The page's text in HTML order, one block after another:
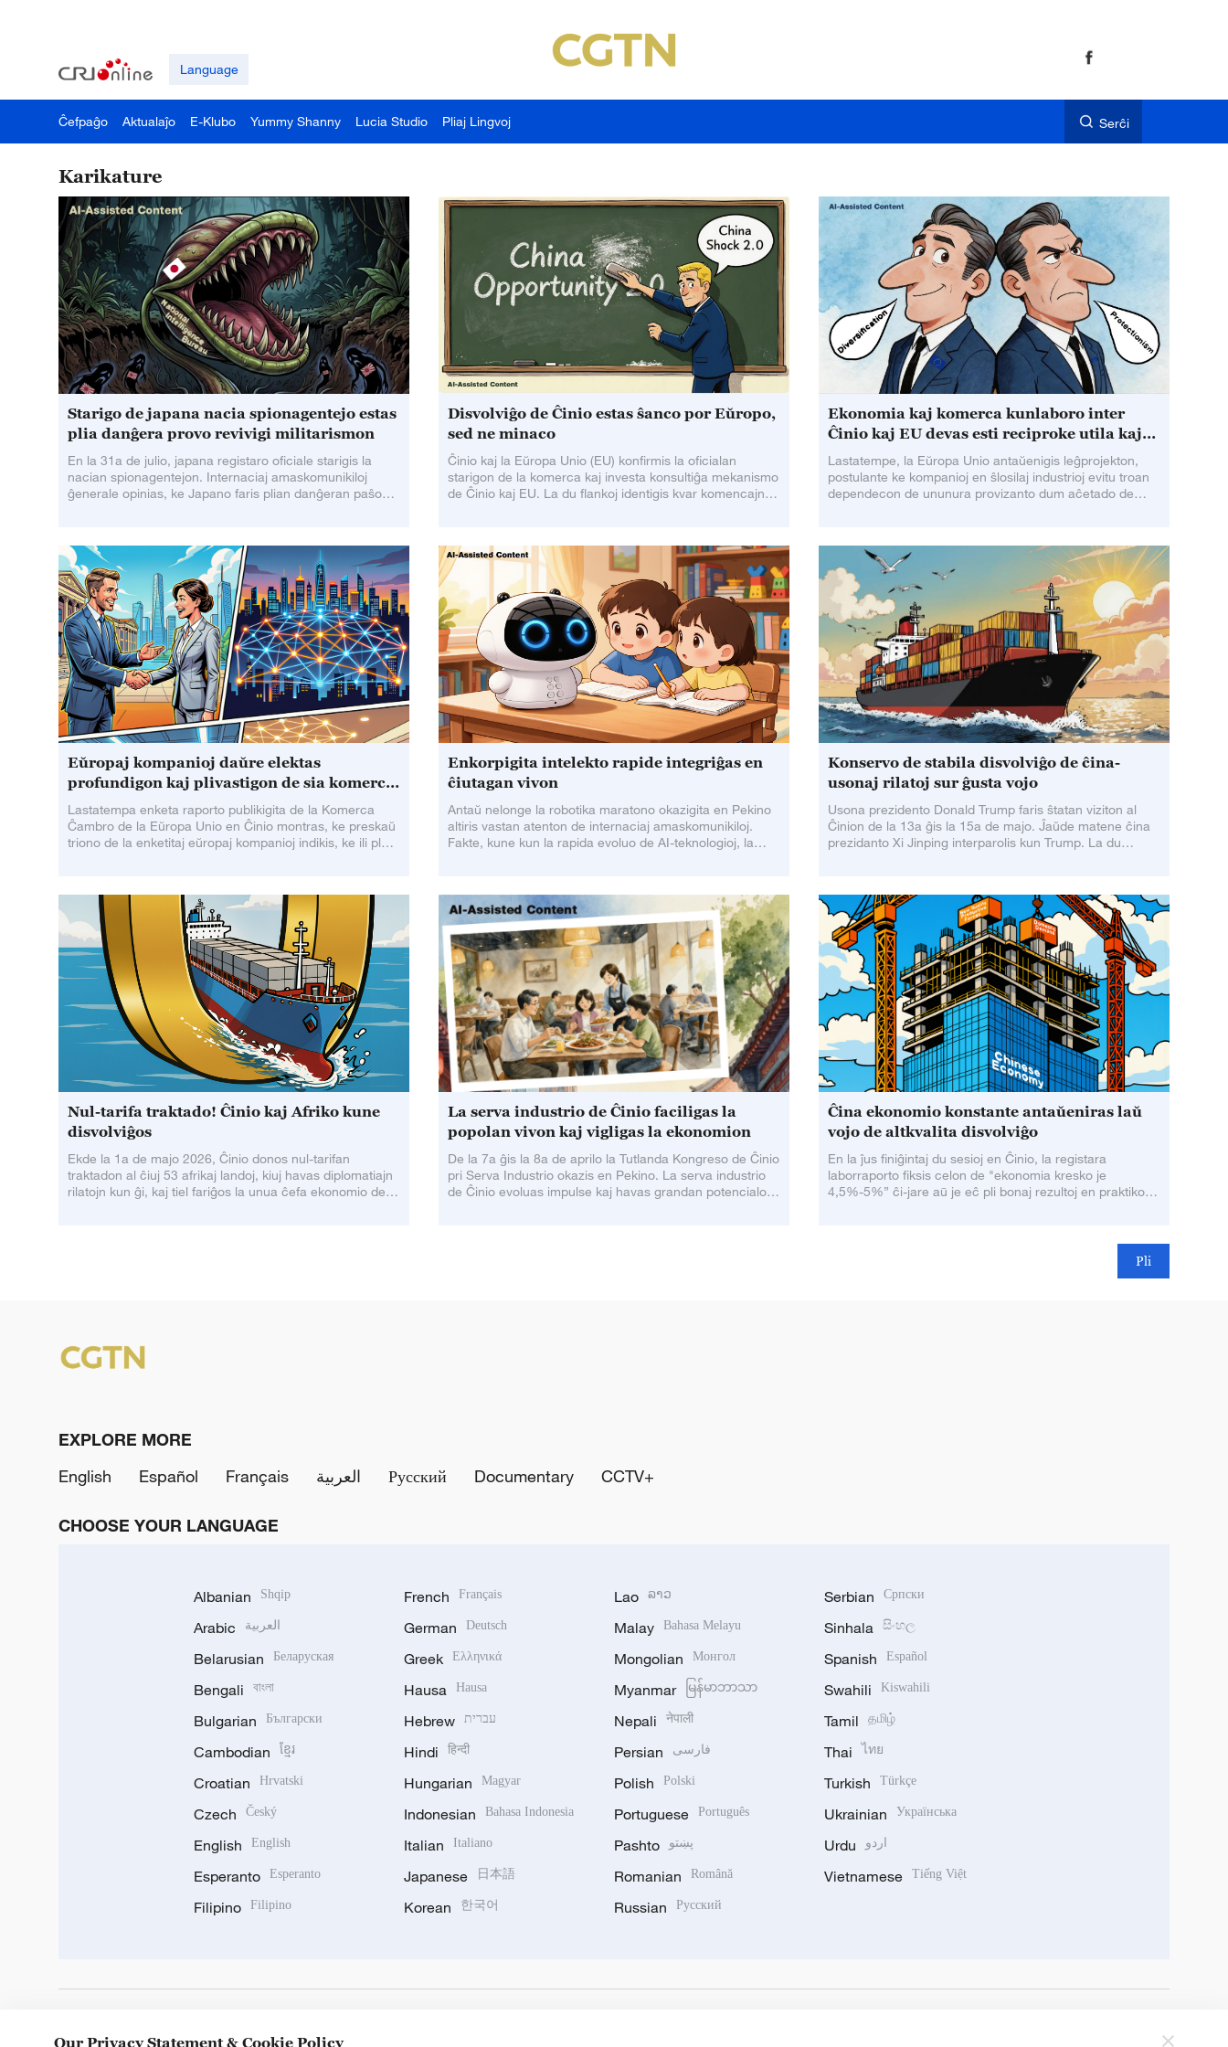
Language
Ĉefpaĝo Aktualaĵo E-Klubo Yummy Shanny Lucia Studio Pliaj Lingvoj Serĉi
Karikature
Starigo de japana nacia spionagentejo estas
plia danĝera provo revivigi militarismon
En la 31a de julio, japana registaro oficiale starigis la
nacian spionagentejon. Internaciaj amaskomunikiloj
ĝenerale opinias, ke Japano faris plian danĝeran paŝon
Disvolviĝo de Ĉinio estas ŝanco por Eŭropo,
sed ne minaco
Ĉinio kaj la Eŭropa Unio (EU) konfirmis la oficialan
starigon de la komerca kaj investa konsultiĝa mekanismo
de Ĉinio kaj EU. La du flankoj identigis kvar komencajn
Ekonomia kaj komerca kunlaboro inter
Ĉinio kaj EU devas esti reciproke utila kaj
kungajna
Lastatempe, la Eŭropa Unio antaŭenigis leĝprojekton,
postulante ke kompanioj en ŝlosilaj industrioj evitu troan
dependecon de ununura provizanto dum aĉetado de
diversecon de provizoĉeno, ĝi fakte estas tiel nomata
strategio de "riskoredukto" celanta Ĉinion kaj portas
fortan protektisman nuancon.
Eŭropaj kompanioj daŭre elektas
profundigon kaj plivastigon de sia komerco
en Ĉinio
Lastatempa enketa raporto publikigita de la Komerca
Ĉambro de la Eŭropa Unio en Ĉinio montras, ke preskaŭ
triono de la enketitaj eŭropaj kompanioj indikis, ke ili plu
Enkorpigita intelekto rapide integriĝas en
ĉiutagan vivon
Antaŭ nelonge la robotika maratono okazigita en Pekino
altiris vastan atenton de internaciaj amaskomunikiloj.
Fakte, kune kun la rapida evoluo de AI-teknologioj, la
Konservo de stabila disvolviĝo de ĉina-
usonaj rilatoj sur ĝusta vojo
Usona prezidento Donald Trump faris ŝtatan viziton al
Ĉinion de la 13a ĝis la 15a de majo. Ĵaŭde matene ĉina
prezidanto Xi Jinping interparolis kun Trump. La du
Nul-tarifa traktado! Ĉinio kaj Afriko kune
disvolviĝos
Ekde la 1a de majo 2026, Ĉinio donos nul-tarifan
traktadon al ĉiuj 53 afrikaj landoj, kiuj havas diplomatiajn
rilatojn kun ĝi, kaj tiel fariĝos la unua ĉefa ekonomio de la
La serva industrio de Ĉinio faciligas la
popolan vivon kaj vigligas la ekonomion
De la 7a ĝis la 8a de aprilo la Tutlanda Kongreso de Ĉinio
pri Serva Industrio okazis en Pekino. La serva industrio
de Ĉinio evoluas impulse kaj havas grandan potencialon.
Ĉina ekonomio konstante antaŭeniras laŭ
vojo de altkvalita disvolviĝo
En la ĵus finiĝintaj du sesioj en Ĉinio, la registara
laborraporto fiksis celon de "ekonomia kresko je
4,5%-5%” ĉi-jare aū je eĉ pli bonaj rezultoj en praktiko."
Pli
EXPLORE MORE
English
Español Français العربية Русский Documentary CCTV+
CHOOSE YOUR LANGUAGE
Albanian Shqip
Arabic العربية
Belarusian Беларуская
Bengali বাংলা
Bulgarian Български
Cambodian ខ្មែរ
Croatian Hrvatski
Czech Český
English English
Esperanto Esperanto
Filipino Filipino
French Français
German Deutsch
Greek Ελληνικά
Hausa Hausa
Hebrew עברית
Hindi हिन्दी
Hungarian Magyar
Indonesian Bahasa Indonesia
Italian Italiano
Japanese 日本語
Korean 한국어
Lao ລາວ
Malay Bahasa Melayu
Mongolian Монгол
Myanmar မြန်မာဘာသာ
Nepali नेपाली
Persian فارسی
Polish Polski
Portuguese Português
Pashto پښتو
Romanian Română
Russian Русский
Serbian Српски
Sinhala සිංහල
Spanish Español
Swahili Kiswahili
Tamil தமிழ்
Thai ไทย
Turkish Türkçe
Ukrainian Українська
Urdu اردو
Vietnamese Tiếng Việt
Our Privacy Statement & Cookie Policy